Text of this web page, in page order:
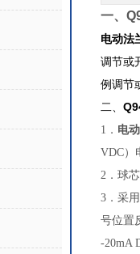
一、
电动法
调节或
例调节
二、
1． 电
VDC）
2．球
3．采
号位置
-20mA